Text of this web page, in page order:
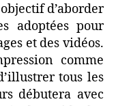
d’aborder
adoptées pour
et des vidéos.
comme
tous les
débutera avec